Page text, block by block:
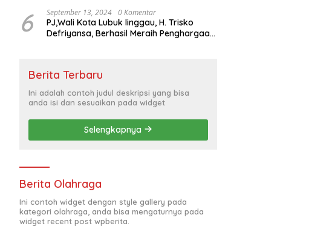
Hajatan Politik
6 September 13, 2024 0 Komentar
PJ,Wali Kota Lubuk linggau, H. Trisko
Defriyansa, Berhasil Meraih Penghargaan
Berita Terbaru
Ini adalah contoh judul deskripsi yang bisa
anda isi dan sesuaikan pada widget
Selengkapnya
Berita Olahraga
Ini contoh widget dengan style gallery pada
kategori olahraga, anda bisa mengaturnya pada
widget recent post wpberita.